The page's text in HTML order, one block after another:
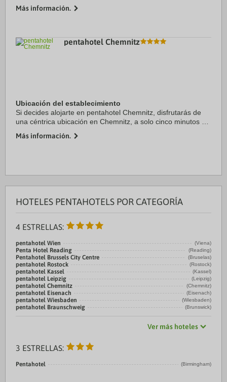
Además, este hotel para ...
Más información.
pentahotel Chemnitz
Ubicación del establecimiento
Si decides alojarte en pentahotel Chemnitz, disfrutarás de
una céntrica ubicación en Chemnitz, a solo cinco minutos en
Chemnitz. Además, este hotel de 4 ...
Más información.
HOTELES PENTAHOTELS POR CATEGORÍA
4 ESTRELLAS:
pentahotel Wien (Viena)
Penta Hotel Reading (Reading)
Pentahotel Brussels City Centre (Bruselas)
pentahotel Rostock (Rostock)
pentahotel Kassel (Kassel)
pentahotel Leipzig (Leipzig)
pentahotel Chemnitz (Chemnitz)
pentahotel Eisenach (Eisenach)
pentahotel Wiesbaden (Wiesbaden)
pentahotel Braunschweig (Brunswick)
Ver más hoteles
3 ESTRELLAS:
Pentahotel (Birmingham)